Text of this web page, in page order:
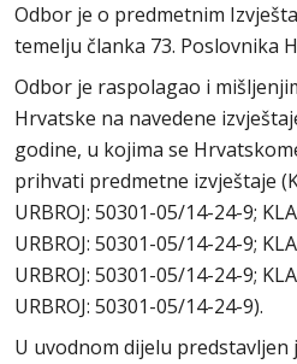
Odbor je o predmetnim
temelju članka 73. Poslovnika
Odbor je raspolagao i
Hrvatske na navedene
godine, u kojima se
prihvati predmetne izvještaje
URBROJ: 50301-05/14-24-9;
URBROJ: 50301-05/14-24-9;
URBROJ: 50301-05/14-24-9;
URBROJ: 50301-05/14-24-9).
U uvodnom dijelu predstavljen